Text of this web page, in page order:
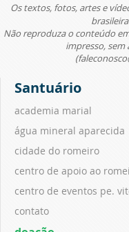
Os textos, fotos, artes e
Não reproduza o conteúdo
impresso, sem
Santuário
academia marial
água mineral aparecida
cidade do romeiro
centro de apoio ao
centro de eventos pe.
contato